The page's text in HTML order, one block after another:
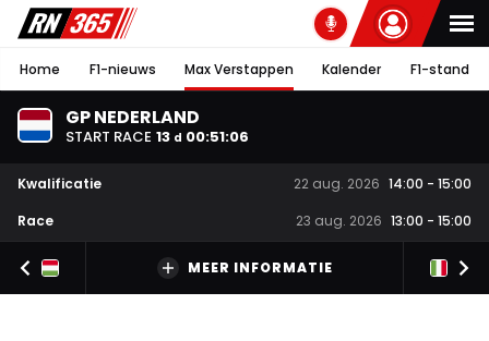
Home F1-nieuws Max Verstappen Kalender F1-stand
GP NEDERLAND
START RACE 13 d 00:51:05
Kwalificatie 22 aug. 2026 14:00 - 15:00
Race
23 aug. 2026 13:00 - 15:00
MEER INFORMATIE